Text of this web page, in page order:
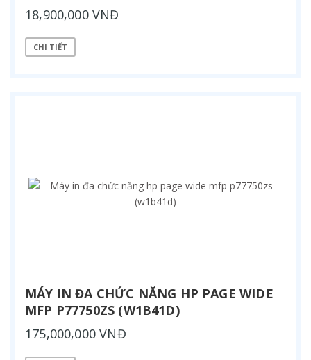
18,900,000 VNĐ
CHI TIẾT
MÁY IN ĐA CHỨC NĂNG HP PAGE WIDE
MFP P77750ZS (W1B41D)
175,000,000 VNĐ